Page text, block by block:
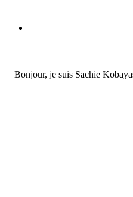
Bonjour, je suis Sachie